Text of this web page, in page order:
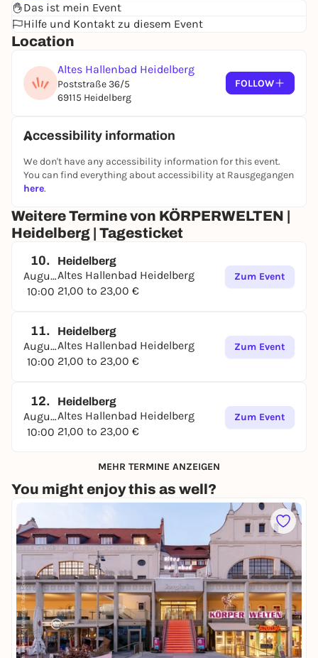
dauerhaft bewahren können?
Wie jede Handlung, Wahrnehmung oder
bestimmter Prozesse in unserem Körper. Im
Heidelberger KÖRPERWELTEN Museum können Sie
an echten anatomischen Präparaten entdecken,
Strukturen an der Entstehung des Glücksgefühls
über Ihre Organfunktionen und rund um das Thema
Gesundheit erfahren. Und Sie werden überrascht
sein, wie vielseitig sich positive oder negative
Emotionen auf den gesamten Körper auswirken.
Denn alles, was wir erleben, empfinden und mit
unserem Körper tun oder auch nicht tun, wirkt
früher oder später auf ihn zurück.
Eine Ausstellung, die Ihren Blick auf Sie selbst
Letzter Einlass: 17:00 Uhr
Das ist mein Event
Hilfe und Kontakt zu diesem Event
Location
Altes Hallenbad Heidelberg
Poststraße 36/5
69115 Heidelberg
FOLLOW
Accessibility information
We don't have any accessibility information for this event.
You can find everything about accessibility at Rausgegangen
here.
Weitere Termine von KÖRPERWELTEN |
Heidelberg | Tagesticket
10.
August
10:00
Heidelberg
Altes Hallenbad Heidelberg
21,00 to 23,00 €
Zum Event
11.
August
10:00
Heidelberg
Altes Hallenbad Heidelberg
21,00 to 23,00 €
Zum Event
12.
August
10:00
Heidelberg
Altes Hallenbad Heidelberg
21,00 to 23,00 €
Zum Event
MEHR TERMINE ANZEIGEN
You might enjoy this as well?